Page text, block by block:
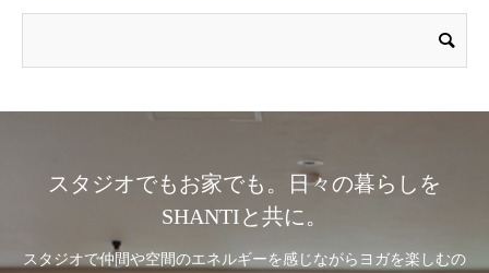
スタジオでもお家でも。日々の暮らしを
SHANTIと共に。
スタジオで仲間や空間のエネルギーを感じながらヨガを楽しむの